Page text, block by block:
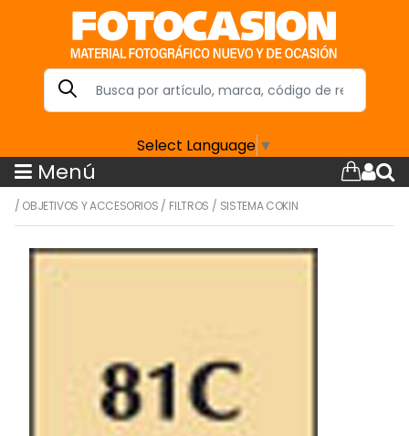
Select Language ▼
Menú
/ OBJETIVOS Y ACCESORIOS / FILTROS / SISTEMA COKIN